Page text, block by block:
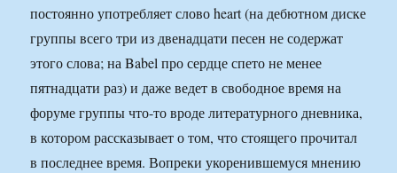
постоянно употребляет слово heart (на дебютном диске
группы всего три из двенадцати песен не содержат
этого слова; на Babel про сердце спето не менее
пятнадцати раз) и даже ведет в свободное время на
форуме группы что-то вроде литературного дневника,
в котором рассказывает о том, что стоящего прочитал
в последнее время. Вопреки укоренившемуся мнению